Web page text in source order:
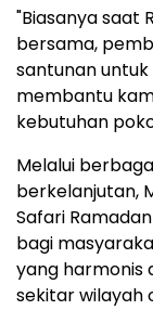
"Biasanya saat
bersama,
santunan
membantu
kebutuhan
Melalui
berkelanjutan,
Safari
bagi
yang harmonis
sekitar wilayah